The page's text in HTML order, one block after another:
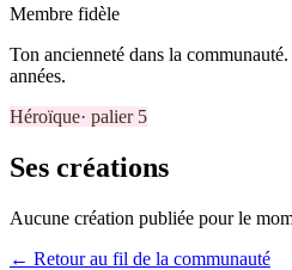
Membre fidèle
Ton ancienneté dans la
années.
Héroïque· palier 5
Ses créations
Aucune création publiée pour le
← Retour au fil de la communauté